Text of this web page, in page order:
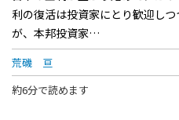
利の復活は投資家にとり歓迎し
が、本邦投資家…
荒磯 亘
約6分で読めます